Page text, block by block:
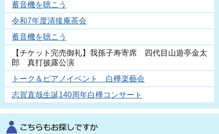
蓄音機を聴こう
令和7年度清接庵茶会
蓄音機を聴こう
【チケット完売御礼】我孫子寿寄席 四代目山遊亭金太
郎 真打披露公演
トーク＆ピアノイベント 白樺楽藝会
志賀直哉生誕140周年白樺コンサート